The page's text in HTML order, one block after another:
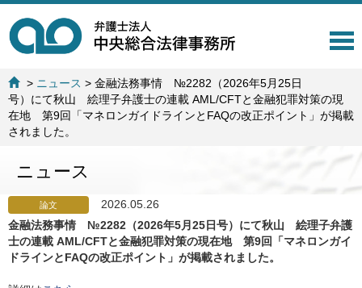
T
l
e
t
> ニュース >金融法務事情 №2282（2026年5月25日
号）にて秋山 絵理子弁護士の連載 AML/CFTと金融犯罪対策の現
在地 第9回「マネロンガイドラインとFAQの改正ポイント」が掲載
されました。
ニュース
論文
2026.05.26
金融法務事情 №2282（2026年5月25日号）にて秋山 絵理子弁護
士の連載 AML/CFTと金融犯罪対策の現在地 第9回「マネロンガイ
ドラインとFAQの改正ポイント」が掲載されました。